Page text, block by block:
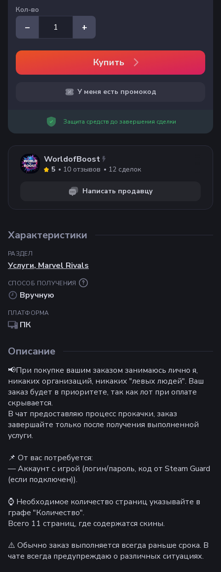
Кол-во
– +
Купить
У меня есть промокод
Защита средств до завершения сделки
WorldofBoost
5 10 отзывов 12 сделок
Написать продавцу
Характеристики
РАЗДЕЛ
Услуги, Marvel Rivals
СПОСОБ ПОЛУЧЕНИЯ
Вручную
ПЛАТФОРМА
ПК
Описание
📢При покупке вашим заказом занимаюсь лично я,
никаких организаций, никаких "левых людей". Ваш
заказ будет в приоритете, так как лот при оплате
скрывается.
В чат предоставляю процесс прокачки, заказ
завершайте только после получения выполненной
услуги.
📌 От вас потребуется:
— Аккаунт с игрой (логин/пароль, код от Steam Guard
(если подключен)).
⌚ Необходимое количество страниц указывайте в
графе "Количество".
Всего 11 страниц, где содержатся скины.
⚠️ Обычно заказ выполняется всегда раньше срока. В
чате всегда предупреждаю о различных ситуациях.